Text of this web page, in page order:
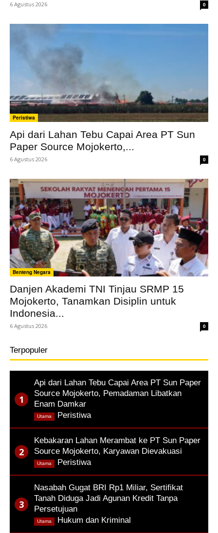
6 Agustus 2026 0
Peristiwa
Api dari Lahan Tebu Capai Area PT Sun
Paper Source Mojokerto,...
6 Agustus 2026 0
Benteng Negara
Danjen Akademi TNI Tinjau SRMP 15
Mojokerto, Tanamkan Disiplin untuk
Indonesia...
6 Agustus 2026 0
Terpopuler
Api dari Lahan Tebu Capai Area PT Sun Paper
Source Mojokerto, Pemadaman Libatkan
Enam Damkar
Peristiwa,
Utama
Kebakaran Lahan Merambat ke PT Sun Paper
Source Mojokerto, Karyawan Dievakuasi
Peristiwa,
Utama
Nasabah Gugat BRI Rp1 Miliar, Sertifikat
Tanah Diduga Jadi Agunan Kredit Tanpa
Persetujuan
Hukum dan Kriminal
Utama